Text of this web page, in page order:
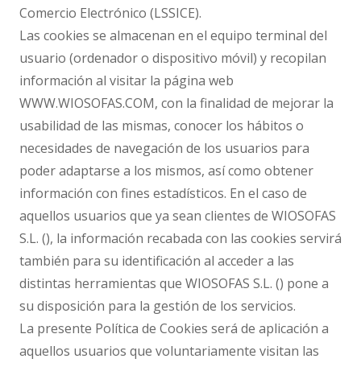
Comercio Electrónico (LSSICE).
Las cookies se almacenan en el equipo terminal del
usuario (ordenador o dispositivo móvil) y recopilan
información al visitar la página web
WWW.WIOSOFAS.COM, con la finalidad de mejorar la
usabilidad de las mismas, conocer los hábitos o
necesidades de navegación de los usuarios para
poder adaptarse a los mismos, así como obtener
información con fines estadísticos. En el caso de
aquellos usuarios que ya sean clientes de WIOSOFAS
S.L. (), la información recabada con las cookies servirá
también para su identificación al acceder a las
distintas herramientas que WIOSOFAS S.L. () pone a
su disposición para la gestión de los servicios.
La presente Política de Cookies será de aplicación a
aquellos usuarios que voluntariamente visitan las